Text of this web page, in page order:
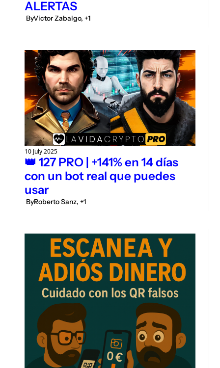
ByVictor Zabalgo, +1
10 July 2025
👑 127 PRO | +141% en 14 días
con un bot real que puedes
usar
ByRoberto Sanz, +1